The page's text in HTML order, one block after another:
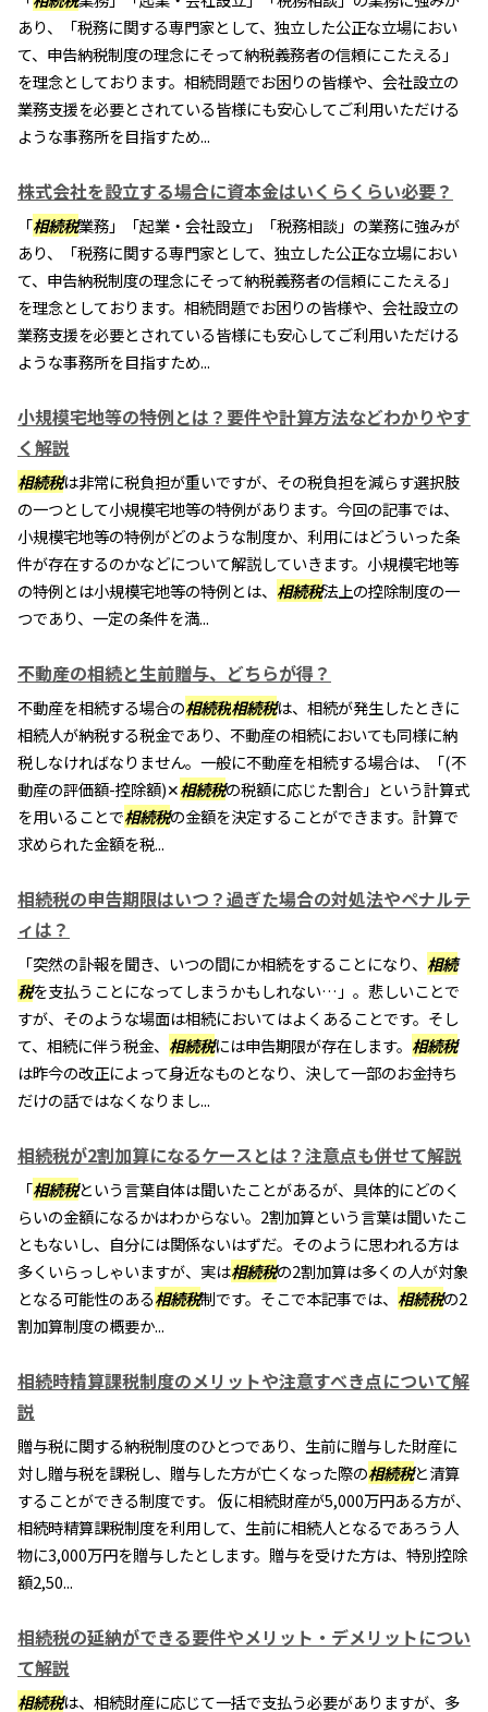
あり、「税務に関する専門家として、独立した公正な立場におい
て、申告納税制度の理念にそって納税義務者の信頼にこたえる」
を理念としております。相続問題でお困りの皆様や、会社設立の
業務支援を必要とされている皆様にも安心してご利用いただける
ような事務所を目指すため...
株式会社を設立する場合に資本金はいくらくらい必要？
「相続税業務」「起業・会社設立」「税務相談」の業務に強みが
あり、「税務に関する専門家として、独立した公正な立場におい
て、申告納税制度の理念にそって納税義務者の信頼にこたえる」
を理念としております。相続問題でお困りの皆様や、会社設立の
業務支援を必要とされている皆様にも安心してご利用いただける
ような事務所を目指すため...
小規模宅地等の特例とは？要件や計算方法などわかりやす
く解説
相続税は非常に税負担が重いですが、その税負担を減らす選択肢
の一つとして小規模宅地等の特例があります。今回の記事では、
小規模宅地等の特例がどのような制度か、利用にはどういった条
件が存在するのかなどについて解説していきます。小規模宅地等
の特例とは小規模宅地等の特例とは、 相続税法上の控除制度の一
つであり、一定の条件を満...
不動産の相続と生前贈与、どちらが得？
不動産を相続する場合の相続税相続税は、相続が発生したときに
相続人が納税する税金であり、不動産の相続においても同様に納
税しなければなりません。一般に不動産を相続する場合は、「(不
動産の評価額-控除額)✕相続税の税額に応じた割合」という計算式
を用いることで相続税の金額を決定することができます。計算で
求められた金額を税...
相続税の申告期限はいつ？過ぎた場合の対処法やペナルテ
ィは？
「突然の訃報を聞き、いつの間にか相続をすることになり、 相続
税を支払うことになってしまうかもしれない…」。悲しいことで
すが、そのような場面は相続においてはよくあることです。そし
て、相続に伴う税金、 相続税には申告期限が存在します。 相続税
は昨今の改正によって身近なものとなり、決して一部のお金持ち
だけの話ではなくなりまし...
相続税が2割加算になるケースとは？注意点も併せて解説
「相続税という言葉自体は聞いたことがあるが、具体的にどのく
らいの金額になるかはわからない。2割加算という言葉は聞いたこ
ともないし、自分には関係ないはずだ。そのように思われる方は
多くいらっしゃいますが、実は相続税の2割加算は多くの人が対象
となる可能性のある相続税制です。そこで本記事では、 相続税の2
割加算制度の概要か...
相続時精算課税制度のメリットや注意すべき点について解
説
贈与税に関する納税制度のひとつであり、生前に贈与した財産に
対し贈与税を課税し、贈与した方が亡くなった際の相続税と清算
することができる制度です。 仮に相続財産が5,000万円ある方が、
相続時精算課税制度を利用して、生前に相続人となるであろう人
物に3,000万円を贈与したとします。贈与を受けた方は、特別控除
額2,50...
相続税の延納ができる要件やメリット・デメリットについ
て解説
相続税は、相続財産に応じて一括で支払う必要がありますが、多